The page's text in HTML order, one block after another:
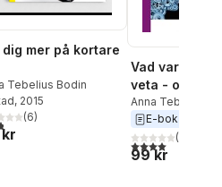
dig mer på kortare
Tebelius Bodin
, 2015
5 stjärnor. Totalt antal röster:
(6)
Vad varje
veta - om
inlärning och
motivation
Anna Tebelius
E-bok
4,0utav 5(
99 kr